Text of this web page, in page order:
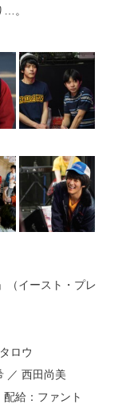
…。
（イースト・プレ
ロウ
西田尚美
給：ファント